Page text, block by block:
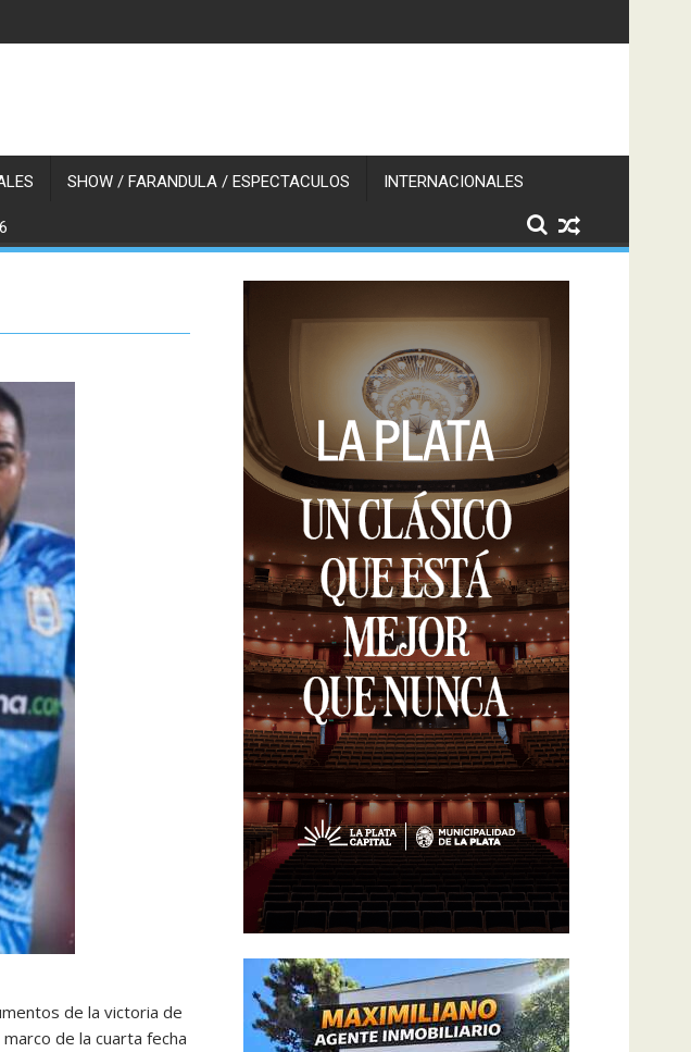
SHOW / FARANDULA / ESPECTACULOS INTERNACIONALES
de la victoria de
de la cuarta fecha